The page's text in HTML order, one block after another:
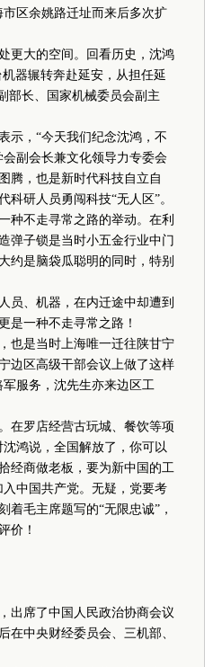
区余姚路迁址而来后多次扩
大的空间。回看历史，沈鸿
器辗转奔赴延安，从担任延
部长、国家机械委员会副主
，“今天我们纪念沈鸿，不
副会长兼文化领导力专委会
腾，也是新时代科技自立自
研人员勇闯科技“无人区”。
不走寻常之路的举动。在利
弹子锁是当时小五金行业中门
约是脑袋瓜聪明的同时，特别
、机器，在内迁途中却遭到
是一种不走寻常之路！
是当时上海唯一迁往陕甘宁
边区高级干部会议上做了这样
服务，沈先生亦来边区工
罗店经营古玩城、餐饮等项
鸿说，全国解放了，你可以
经商做老板，要为新中国的工
中国共产党。无疑，党要考
毛主席题写的“无限忠诚”，
价！
出席了中国人民政治协商会议
中央财经委员会、三机部、